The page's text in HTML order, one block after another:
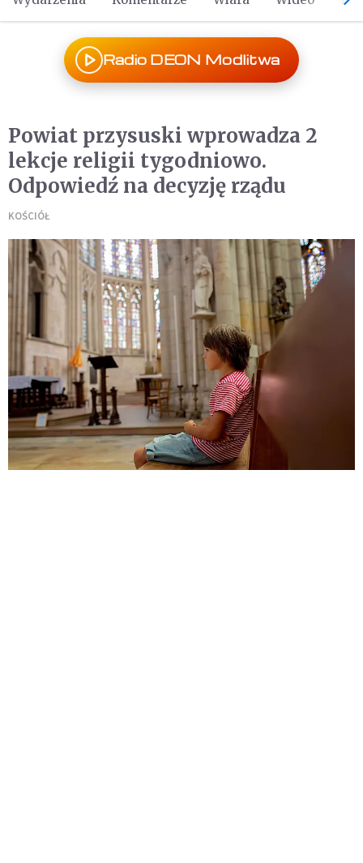
Radio DEON Modlitwa
Powiat przysuski wprowadza 2
lekcje religii tygodniowo.
Odpowiedź na decyzję rządu
KOŚCIÓŁ